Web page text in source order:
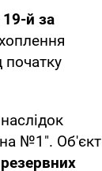
19-й за
початку
№1". Об'єкт
резервних